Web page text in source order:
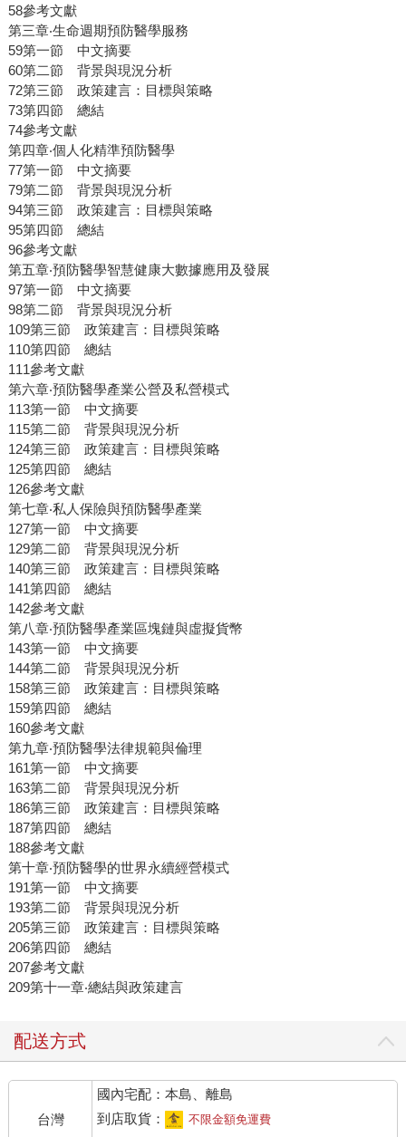
58參考文獻
第三章‧生命週期預防醫學服務
59第一節 中文摘要
60第二節 背景與現況分析
72第三節 政策建言：目標與策略
73第四節 總結
74參考文獻
第四章‧個人化精準預防醫學
77第一節 中文摘要
79第二節 背景與現況分析
94第三節 政策建言：目標與策略
95第四節 總結
96參考文獻
第五章‧預防醫學智慧健康大數據應用及發展
97第一節 中文摘要
98第二節 背景與現況分析
109第三節 政策建言：目標與策略
110第四節 總結
111參考文獻
第六章‧預防醫學產業公營及私營模式
113第一節 中文摘要
115第二節 背景與現況分析
124第三節 政策建言：目標與策略
125第四節 總結
126參考文獻
第七章‧私人保險與預防醫學產業
127第一節 中文摘要
129第二節 背景與現況分析
140第三節 政策建言：目標與策略
141第四節 總結
142參考文獻
第八章‧預防醫學產業區塊鏈與虛擬貨幣
143第一節 中文摘要
144第二節 背景與現況分析
158第三節 政策建言：目標與策略
159第四節 總結
160參考文獻
第九章‧預防醫學法律規範與倫理
161第一節 中文摘要
163第二節 背景與現況分析
186第三節 政策建言：目標與策略
187第四節 總結
188參考文獻
第十章‧預防醫學的世界永續經營模式
191第一節 中文摘要
193第二節 背景與現況分析
205第三節 政策建言：目標與策略
206第四節 總結
207參考文獻
209第十一章‧總結與政策建言
配送方式
台灣
國內宅配：本島、離島
到店取貨：
不限金額免運費